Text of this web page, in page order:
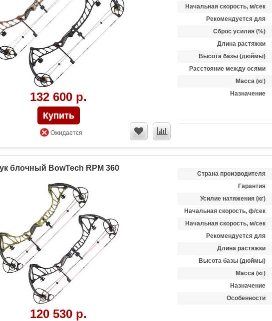
132 600 р.
Ожидается
Начальная скорость, м/сек
Рекомендуется для
Сброс усилия (%)
Длина растяжки
Высота базы (дюймы)
Расстояние между осями
Масса (кг)
Назначение
блочный BowTech RPM 360
120 530 р.
Страна производителя
Гарантия
Усилие натяжения (кг)
Начальная скорость, ф/сек
Начальная скорость, м/сек
Рекомендуется для
Длина растяжки
Высота базы (дюймы)
Масса (кг)
Назначение
Особенности